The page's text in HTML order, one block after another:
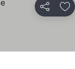
Partilhar